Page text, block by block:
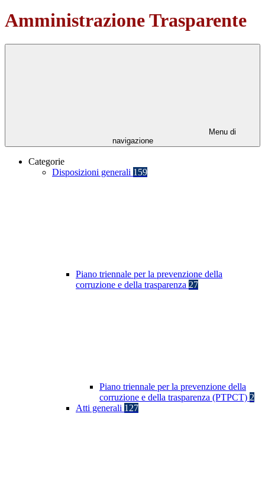
Amministrazione Trasparente
Menu di
navigazione
Categorie
Disposizioni generali 159
Piano triennale per la prevenzione della
corruzione e della trasparenza 27
Piano triennale per la prevenzione della
corruzione e della trasparenza (PTPCT) 2
Atti generali 127